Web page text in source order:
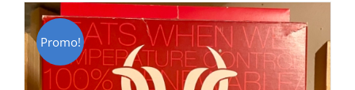
Promo!